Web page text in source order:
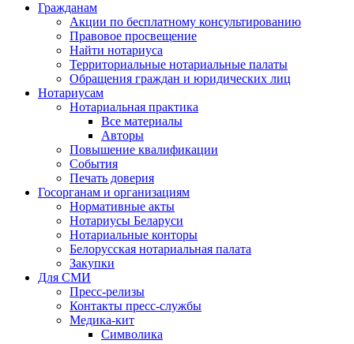
Гражданам
Акции по бесплатному консультированию
Правовое просвещение
Найти нотариуса
Территориальные нотариальные палаты
Обращения граждан и юридических лиц
Нотариусам
Нотариальная практика
Все материалы
Авторы
Повышение квалификации
События
Печать доверия
Госорганам и организациям
Нормативные акты
Нотариусы Беларуси
Нотариальные конторы
Белорусская нотариальная палата
Закупки
Для СМИ
Пресс-релизы
Контакты пресс-службы
Медика-кит
Символика